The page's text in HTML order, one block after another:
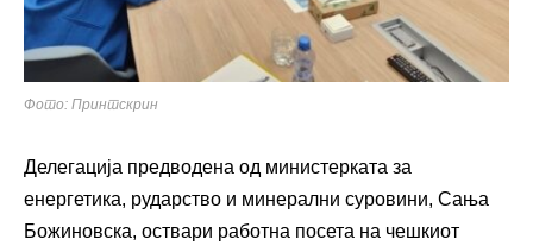
Фото: Принтскрин
Делегација предводена од министерката за
енергетика, рударство и минерални суровини, Сања
Божиновска, оствари работна посета на чешкиот